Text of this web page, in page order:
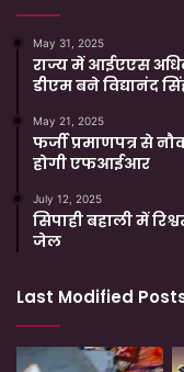
May 31, 2025
राज्य में आईएएस
डीएम बने विद्यानंद
May 21, 2025
फर्जी प्रमाणपत्र से
होगी एफआईआर
July 12, 2025
सिपाही बहाली में
जेल
Last Modified